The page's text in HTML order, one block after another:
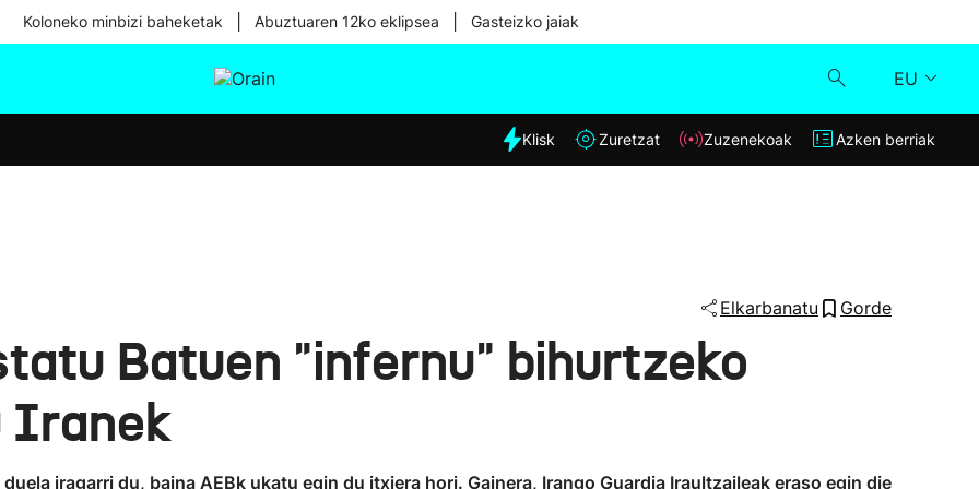
Koloneko minbizi baheketak Abuztuaren 12ko eklipsea Gasteizko jaiak
EU
Eguraldia
Klisk
Klisk Zuretzat Zuzenekoak Azken berriak
Elkarbanatu Gorde
Batuen "infernu" bihurtzeko
Iranek
iragarri du, baina AEBk ukatu egin du itxiera hori. Gainera, Irango Guardia Iraultzaileak eraso egin die